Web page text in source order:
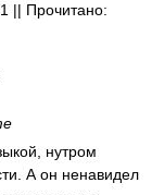
|| Прочитано:
нутром
А он ненавидел